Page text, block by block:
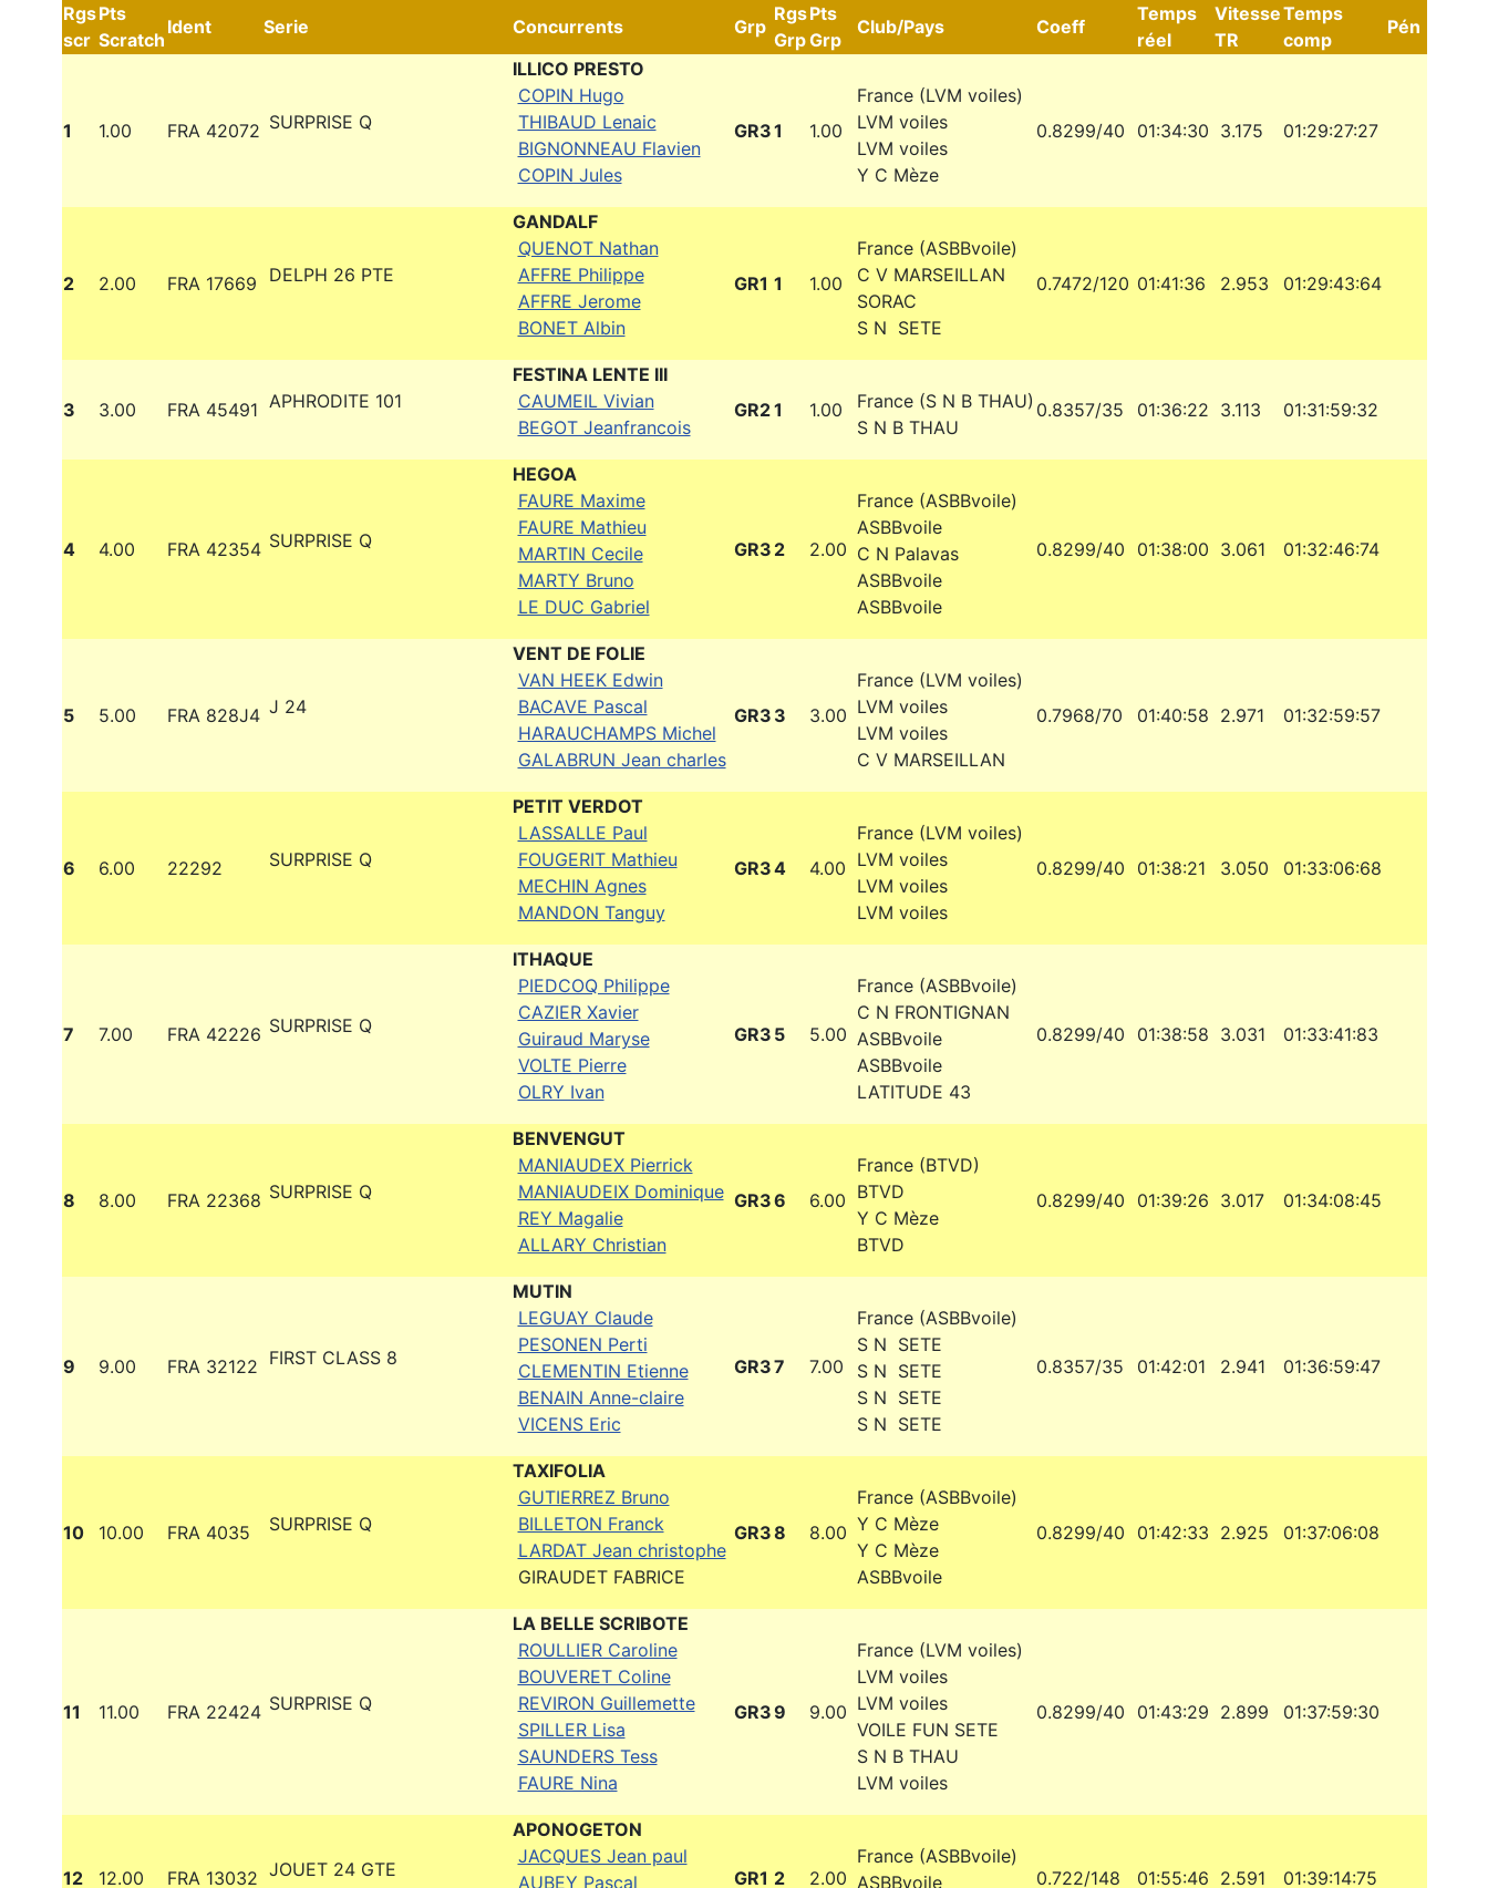
Rgs
scr
Pts
Scratch
Ident Serie Concurrents Grp
Rgs
Grp
Pts
Grp
Club/Pays Coeff
Temps
réel
Vitesse
TR
Temps
comp
Pén
1 1.00 FRA 42072 SURPRISE Q
ILLICO PRESTO
COPIN Hugo
THIBAUD Lenaic
BIGNONNEAU Flavien
COPIN Jules
GR31 1.00
France (LVM voiles)
LVM voiles
LVM voiles
Y C Mèze
0.8299/40 01:34:30 3.175 01:29:27:27
2 2.00 FRA 17669 DELPH 26 PTE
GANDALF
QUENOT Nathan
AFFRE Philippe
AFFRE Jerome
BONET Albin
GR1 1 1.00
France (ASBBvoile)
C V MARSEILLAN
SORAC
S N SETE
0.7472/120 01:41:36 2.953 01:29:43:64
3 3.00 FRA 45491 APHRODITE 101
FESTINA LENTE III
CAUMEIL Vivian
BEGOT Jeanfrancois
GR21 1.00
France (S N B THAU)
S N B THAU
0.8357/35 01:36:22 3.113 01:31:59:32
4 4.00 FRA 42354 SURPRISE Q
HEGOA
FAURE Maxime
FAURE Mathieu
MARTIN Cecile
MARTY Bruno
LE DUC Gabriel
GR3 2 2.00
France (ASBBvoile)
ASBBvoile
C N Palavas
ASBBvoile
ASBBvoile
0.8299/40 01:38:00 3.061 01:32:46:74
5 5.00 FRA 828J4 J 24
VENT DE FOLIE
VAN HEEK Edwin
BACAVE Pascal
HARAUCHAMPS Michel
GALABRUN Jean charles
GR3 3 3.00
France (LVM voiles)
LVM voiles
LVM voiles
C V MARSEILLAN
0.7968/70 01:40:58 2.971 01:32:59:57
6 6.00 22292 SURPRISE Q
PETIT VERDOT
LASSALLE Paul
FOUGERIT Mathieu
MECHIN Agnes
MANDON Tanguy
GR34 4.00
France (LVM voiles)
LVM voiles
LVM voiles
LVM voiles
0.8299/40 01:38:21 3.050 01:33:06:68
7 7.00 FRA 42226 SURPRISE Q
ITHAQUE
PIEDCOQ Philippe
CAZIER Xavier
Guiraud Maryse
VOLTE Pierre
OLRY Ivan
GR3 5 5.00
France (ASBBvoile)
C N FRONTIGNAN
ASBBvoile
ASBBvoile
LATITUDE 43
0.8299/40 01:38:58 3.031 01:33:41:83
8 8.00 FRA 22368 SURPRISE Q
BENVENGUT
MANIAUDEX Pierrick
MANIAUDEIX Dominique
REY Magalie
ALLARY Christian
GR36 6.00
France (BTVD)
BTVD
Y C Mèze
BTVD
0.8299/40 01:39:26 3.017 01:34:08:45
9 9.00 FRA 32122 FIRST CLASS 8
MUTIN
LEGUAY Claude
PESONEN Perti
CLEMENTIN Etienne
BENAIN Anne-claire
VICENS Eric
GR37 7.00
France (ASBBvoile)
S N SETE
S N SETE
S N SETE
S N SETE
0.8357/35 01:42:01 2.941 01:36:59:47
10 10.00 FRA 4035 SURPRISE Q
TAXIFOLIA
GUTIERREZ Bruno
BILLETON Franck
LARDAT Jean christophe
GIRAUDET FABRICE
GR38 8.00
France (ASBBvoile)
Y C Mèze
Y C Mèze
ASBBvoile
0.8299/40 01:42:33 2.925 01:37:06:08
11 11.00 FRA 22424 SURPRISE Q
LA BELLE SCRIBOTE
ROULLIER Caroline
BOUVERET Coline
REVIRON Guillemette
SPILLER Lisa
SAUNDERS Tess
FAURE Nina
GR39 9.00
France (LVM voiles)
LVM voiles
LVM voiles
VOILE FUN SETE
S N B THAU
LVM voiles
0.8299/40 01:43:29 2.899 01:37:59:30
12 12.00 FRA 13032 JOUET 24 GTE
APONOGETON
JACQUES Jean paul
AUBEY Pascal
GR1 2 2.00
France (ASBBvoile)
ASBBvoile
0.722/148 01:55:46 2.591 01:39:14:75